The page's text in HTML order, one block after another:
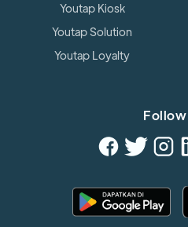
Youtap Kiosk
Youtap Solution
Youtap Loyalty
Follow